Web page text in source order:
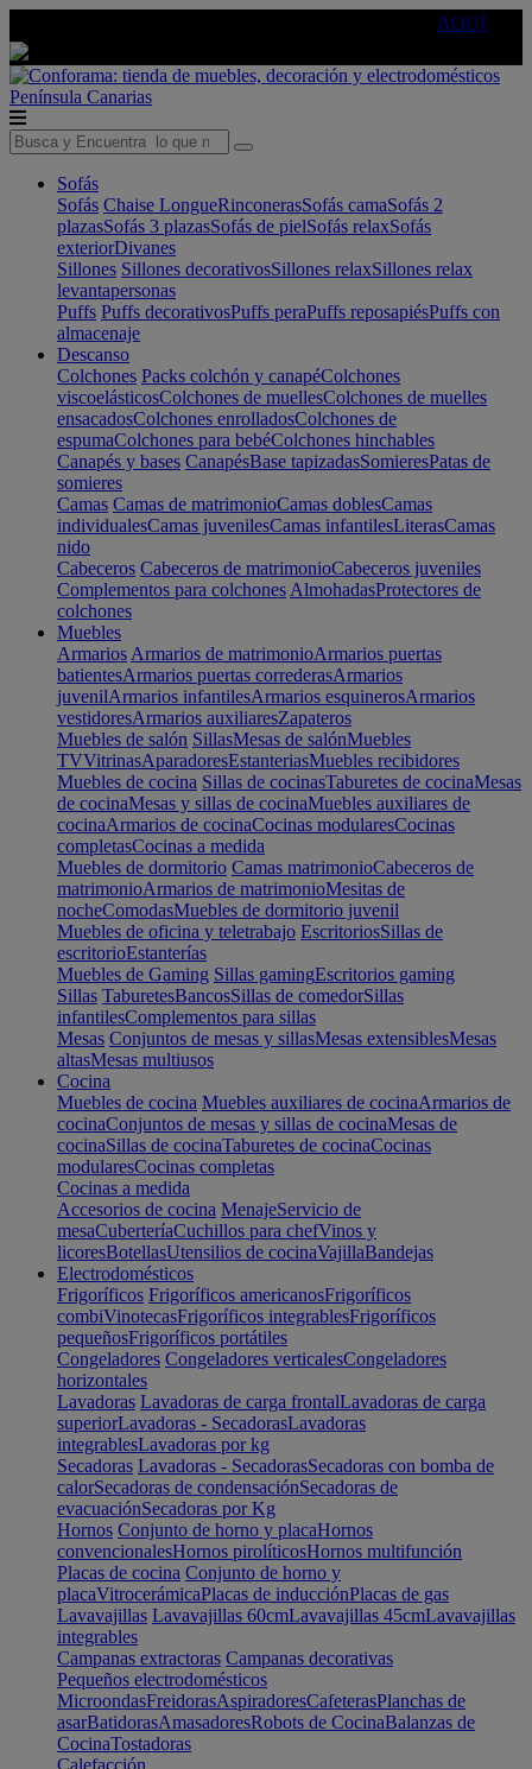
AQUÍ
Península Canarias
Sofás
Sofás Chaise LongueRinconerasSofás camaSofás 2
plazasSofás 3 plazasSofás de pielSofás relaxSofás
exteriorDivanes
Sillones Sillones decorativosSillones relaxSillones relax
levantapersonas
Puffs Puffs decorativosPuffs peraPuffs reposapiésPuffs con
almacenaje
Descanso
Colchones Packs colchón y canapéColchones
viscoelásticosColchones de muellesColchones de muelles
ensacadosColchones enrolladosColchones de
espumaColchones para bebéColchones hinchables
Canapés y bases CanapésBase tapizadasSomieresPatas de
somieres
Camas Camas de matrimonioCamas doblesCamas
individualesCamas juvenilesCamas infantilesLiterasCamas
nido
Cabeceros Cabeceros de matrimonioCabeceros juveniles
Complementos para colchones AlmohadasProtectores de
colchones
Muebles
Armarios Armarios de matrimonioArmarios puertas
batientesArmarios puertas correderasArmarios
juvenilArmarios infantilesArmarios esquinerosArmarios
vestidoresArmarios auxiliaresZapateros
Muebles de salón SillasMesas de salónMuebles
TVVitrinasAparadoresEstanteriasMuebles recibidores
Muebles de cocina Sillas de cocinasTaburetes de cocinaMesas
de cocinaMesas y sillas de cocinaMuebles auxiliares de
cocinaArmarios de cocinaCocinas modularesCocinas
completasCocinas a medida
Muebles de dormitorio Camas matrimonioCabeceros de
matrimonioArmarios de matrimonioMesitas de
nocheComodasMuebles de dormitorio juvenil
Muebles de oficina y teletrabajo EscritoriosSillas de
escritorioEstanterías
Muebles de Gaming Sillas gamingEscritorios gaming
Sillas TaburetesBancosSillas de comedorSillas
infantilesComplementos para sillas
Mesas Conjuntos de mesas y sillasMesas extensiblesMesas
altasMesas multiusos
Cocina
Muebles de cocina Muebles auxiliares de cocinaArmarios de
cocinaConjuntos de mesas y sillas de cocinaMesas de
cocinaSillas de cocinaTaburetes de cocinaCocinas
modularesCocinas completas
Cocinas a medida
Accesorios de cocina MenajeServicio de
mesaCuberteríaCuchillos para chefVinos y
licoresBotellasUtensilios de cocinaVajillaBandejas
Electrodomésticos
Frigoríficos Frigoríficos americanosFrigoríficos
combiVinotecasFrigoríficos integrablesFrigoríficos
pequeñosFrigoríficos portátiles
Congeladores Congeladores verticalesCongeladores
horizontales
Lavadoras Lavadoras de carga frontalLavadoras de carga
superiorLavadoras - SecadorasLavadoras
integrablesLavadoras por kg
Secadoras Lavadoras - SecadorasSecadoras con bomba de
calorSecadoras de condensaciónSecadoras de
evacuaciónSecadoras por Kg
Hornos Conjunto de horno y placaHornos
convencionalesHornos pirolíticosHornos multifunción
Placas de cocina Conjunto de horno y
placaVitrocerámicaPlacas de inducciónPlacas de gas
Lavavajillas Lavavajillas 60cmLavavajillas 45cmLavavajillas
integrables
Campanas extractoras Campanas decorativas
Pequeños electrodomésticos
MicroondasFreidorasAspiradoresCafeterasPlanchas de
asarBatidorasAmasadoresRobots de CocinaBalanzas de
CocinaTostadoras
Calefacción